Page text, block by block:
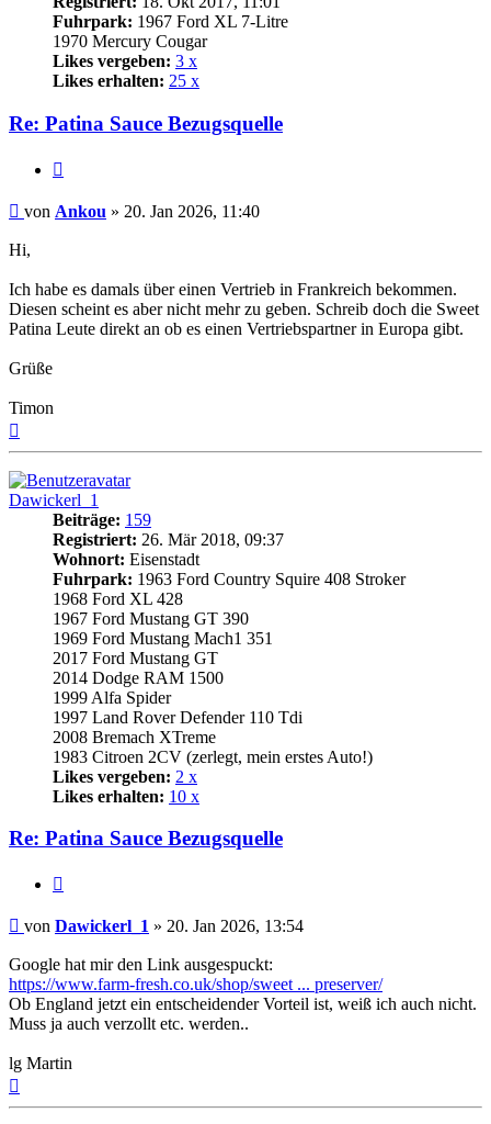
Fuhrpark: 1967 Ford XL 7-Litre
1970 Mercury Cougar
Likes vergeben: 3 x
Likes erhalten: 25 x
Re: Patina Sauce Bezugsquelle
Beitrag
von Ankou » 20. Jan 2026, 11:40
Hi,
Ich habe es damals über einen Vertrieb in Frankreich bekommen.
Diesen scheint es aber nicht mehr zu geben. Schreib doch die Sweet
Patina Leute direkt an ob es einen Vertriebspartner in Europa gibt.
Grüße
Timon
Dawickerl_1
Beiträge: 159
Registriert: 26. Mär 2018, 09:37
Wohnort: Eisenstadt
Fuhrpark: 1963 Ford Country Squire 408 Stroker
1968 Ford XL 428
1967 Ford Mustang GT 390
1969 Ford Mustang Mach1 351
2017 Ford Mustang GT
2014 Dodge RAM 1500
1999 Alfa Spider
1997 Land Rover Defender 110 Tdi
2008 Bremach XTreme
1983 Citroen 2CV (zerlegt, mein erstes Auto!)
Likes vergeben: 2 x
Likes erhalten: 10 x
Re: Patina Sauce Bezugsquelle
Beitrag
von Dawickerl_1 » 20. Jan 2026, 13:54
Google hat mir den Link ausgespuckt:
https://www.farm-fresh.co.uk/shop/sweet ... preserver/
Ob England jetzt ein entscheidender Vorteil ist, weiß ich auch nicht.
Muss ja auch verzollt etc. werden..
lg Martin